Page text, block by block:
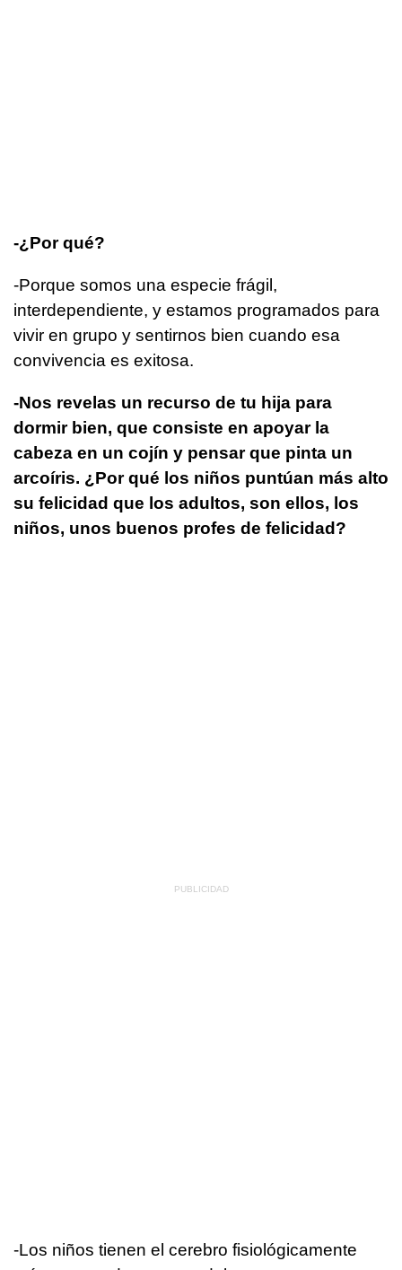
-¿Por qué?
-Porque somos una especie frágil,
interdependiente, y estamos programados para
vivir en grupo y sentirnos bien cuando esa
convivencia es exitosa.
-Nos revelas un recurso de tu hija para
dormir bien, que consiste en apoyar la
cabeza en un cojín y pensar que pinta un
arcoíris. ¿Por qué los niños puntúan más alto
su felicidad que los adultos, son ellos, los
niños, unos buenos profes de felicidad?
-Los niños tienen el cerebro fisiológicamente